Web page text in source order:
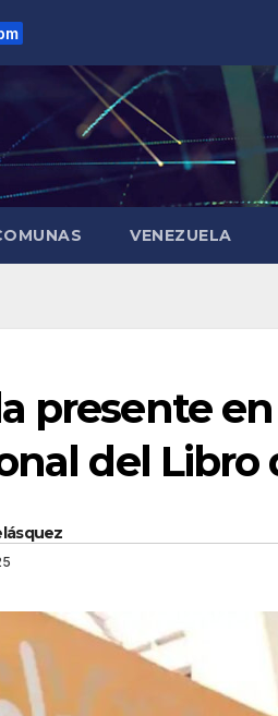
VENEZUELA
presente en
del Libro